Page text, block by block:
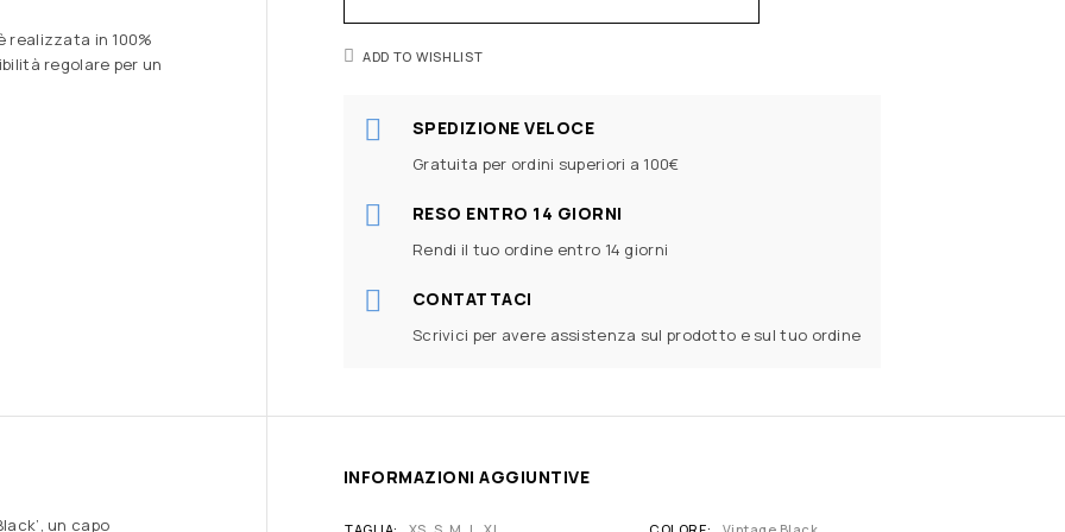
realizzata in 100%
regolare per un
ADD TO WISHLIST
SPEDIZIONE VELOCE
Gratuita per ordini superiori a 100€
RESO ENTRO 14 GIORNI
Rendi il tuo ordine entro 14 giorni
CONTATTACI
Scrivici per avere assistenza sul prodotto e sul tuo ordine
un capo
INFORMAZIONI AGGIUNTIVE